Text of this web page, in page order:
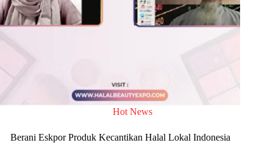
Hot News
Berani Eskpor Produk Kecantikan Halal Lokal Indonesia